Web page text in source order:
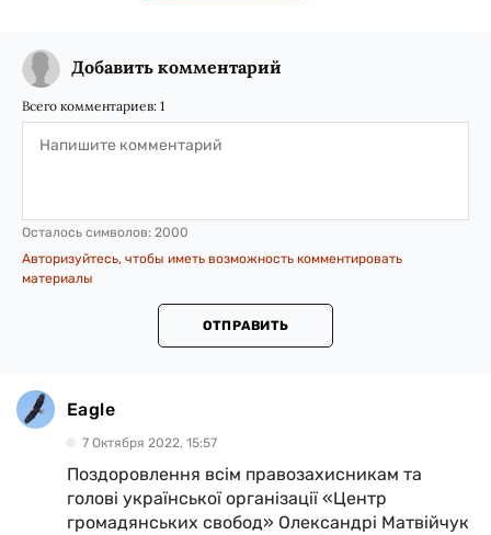
Добавить комментарий
Всего комментариев: 1
Осталось символов: 2000
Авторизуйтесь, чтобы иметь возможность комментировать
материалы
ОТПРАВИТЬ
Eagle
7 Октября 2022, 15:57
Поздоровлення всім правозахисникам та
голові української організації «Центр
громадянських свобод» Олександрі Матвійчук